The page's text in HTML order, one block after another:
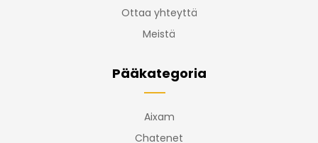
Ottaa yhteyttä
Meistä
Pääkategoria
Aixam
Chatenet